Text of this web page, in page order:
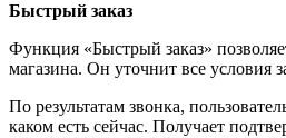
Быстрый заказ
Функция «Быстрый заказ»
магазина. Он уточнит все условия
По результатам звонка,
каком есть сейчас. Получает